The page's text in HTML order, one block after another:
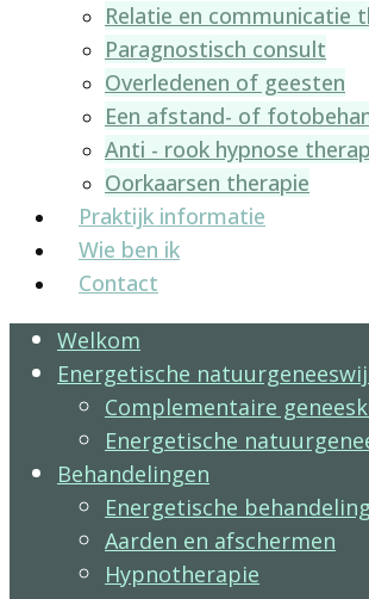
Relatie en communicatie
Paragnostisch consult
Overledenen of geesten
Een afstand- of
Anti - rook hypnose
Oorkaarsen therapie
Praktijk informatie
Wie ben ik
Contact
Welkom
Energetische
Complementaire
Energetische
Behandelingen
Energetische
Aarden en afschermen
Hypnotherapie